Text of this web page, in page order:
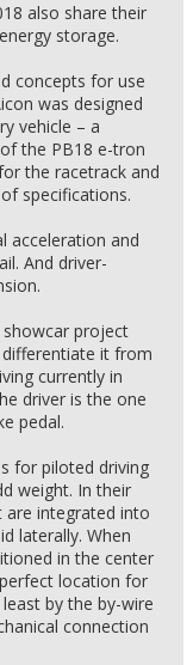
also share their
storage.
concepts for use
was designed
vehicle – a
the PB18 e-tron
the racetrack and
specifications.
acceleration and
And driver-
project
differentiate it from
currently in
driver is the one
pedal.
for piloted driving
weight. In their
are integrated into
laterally. When
in the center
location for
by the by-wire
connection